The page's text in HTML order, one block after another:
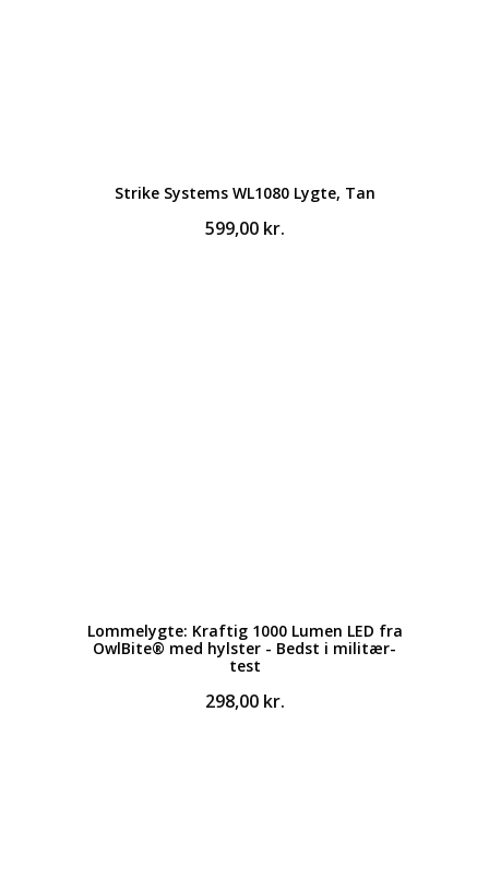
Strike Systems WL1080 Lygte, Tan
599,00 kr.
Lommelygte: Kraftig 1000 Lumen LED fra
OwlBite® med hylster - Bedst i militær-
test
298,00 kr.